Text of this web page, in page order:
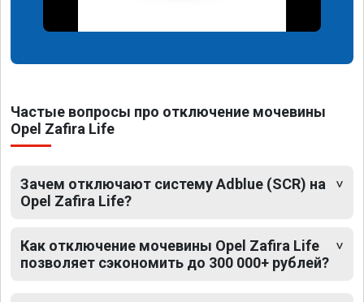
Частые вопросы про отключение мочевины
Opel Zafira Life
Зачем отключают систему Adblue (SCR) на
Opel Zafira Life?
Как отключение мочевины Opel Zafira Life
позволяет сэкономить до 300 000+ рублей?